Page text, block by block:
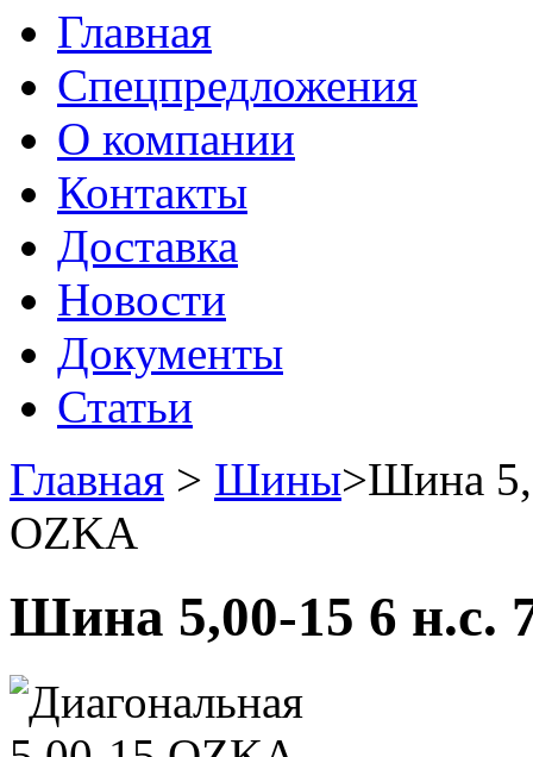
Главная
Спецпредложения
О компании
Контакты
Доставка
Новости
Документы
Статьи
Главная > Шины>Шина
OZKA
Шина 5,00-15 6 н.с.